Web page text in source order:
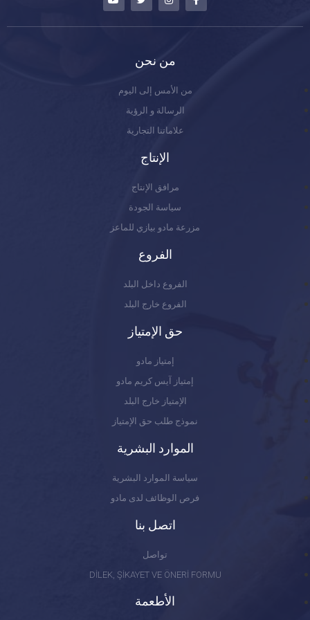
من نحن
من الأمس إلى اليوم
الرسالة و الرؤية
علاماتنا التجارية
الإنتاج
مرافق الإنتاج
سياسة الجودة
مزرعة مادو بيازي للماعز
الفروع
الفروع داخل البلد
الفروع خارج البلد
حق الإمتياز
إمتياز مادو
إمتياز آيس كريم مادو
الإمتياز خارج البلد
نموذج طلب حق الإمتياز
الموارد البشرية
سياسة الموارد البشرية
فرص الوظائف لدى مادو
اتصل بنا
تواصل
DİLEK, ŞİKAYET VE ÖNERİ FORMU
الأطعمة